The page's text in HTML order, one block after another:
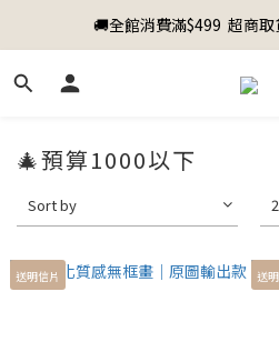
🚚全館消費滿$499  超商
🎄預算1000以下
Sort by
送明信片 送